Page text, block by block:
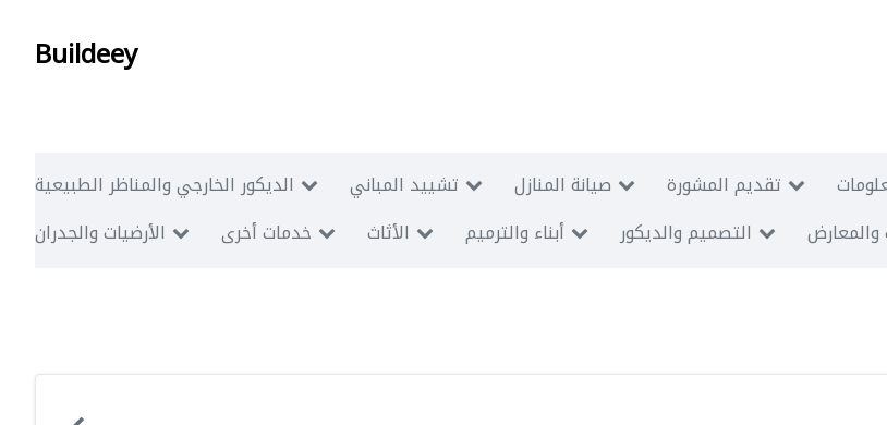
Buildeey
الديكور الخارجي والمناظر الطبيعية تشييد المباني صيانة المنازل تقديم المشورة
الأرضيات والجدران
خدمات أخرى الأثاث أبناء والترميم التصميم والديكور والمعارض